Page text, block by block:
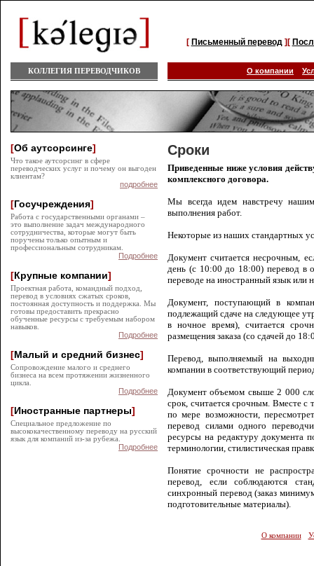
КОЛЛЕГИЯ ПЕРЕВОДЧИКОВ
[ Письменный перевод][
О компании
[Об аутсорсинге]
Что такое аутсорсинг в сфере
переводческих услуг и почему он выгоден
клиентам?
подробнее
[Госучреждения]
Работа с государственными органами –
это выполнение задач международного
сотрудничества, которые могут быть
поручены только опытным и
профессиональным сотрудникам.
Подробнее
[Крупные компании]
Проектная работа, командный подход,
перевод в условиях сжатых сроков,
постоянная доступность и поддержка. Мы
готовы предоставить прекрасно
обученные ресурсы с требуемым набором
навыков.
Подробнее
[Малый и средний бизнес]
Сопровождение малого и среднего
бизнеса на всем протяжении жизненного
цикла.
Подробнее
[Иностранные партнеры]
Специальное предложение по
высококачественному переводу на русский
язык для компаний из-за рубежа.
Подробнее
Сроки
Приведенные ниже условия
комплексного договора.
Мы всегда идем навстречу
выполнения работ.
Некоторые из наших стандартных
Документ считается несрочным,
день (с 10:00 до 18:00) перевод в
переводе на иностранный язык или
Документ, поступающий в
подлежащий сдаче на следующее
в ночное время), считается
размещения заказа (со сдачей до
Перевод, выполняемый на
компании в соответствующий
Документ объемом свыше 2 000
срок, считается срочным. Вместе с
по мере возможности,
перевод силами одного
ресурсы на редактуру документа
терминологии, стилистическая
Понятие срочности не
перевод, если соблюдаются
синхронный перевод (заказ
подготовительные материалы).
О компании